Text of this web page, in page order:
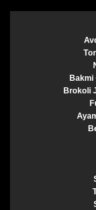
Bakmi
Brokoli